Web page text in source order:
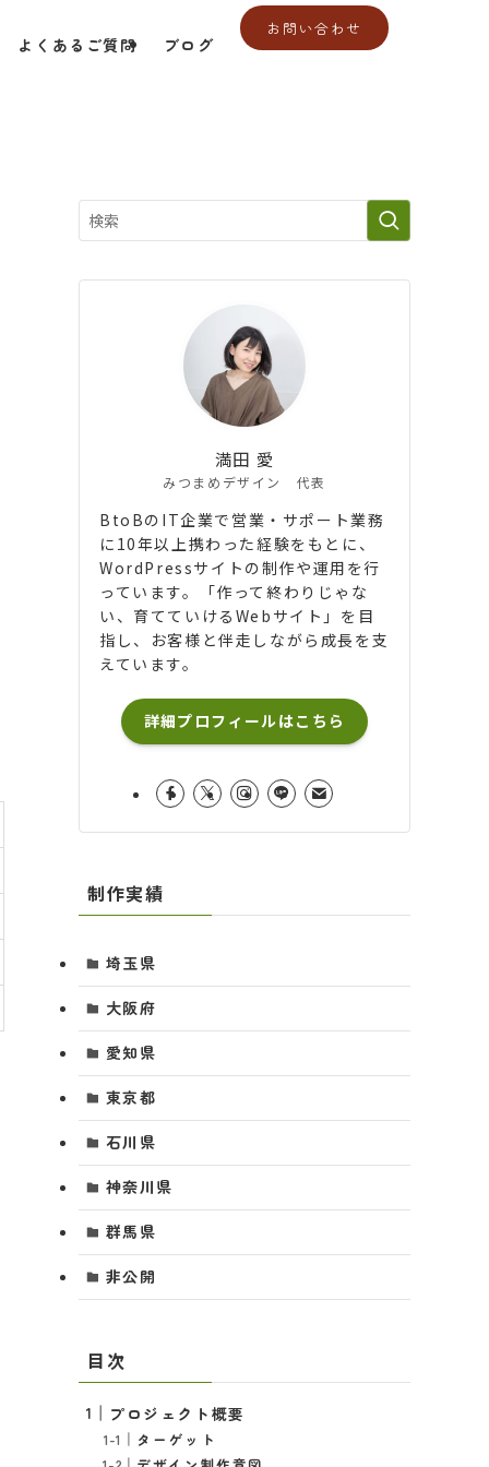
よくあるご質問 ブログ
お問い合わせ
満田 愛
みつまめデザイン 代表
BtoBのIT企業で営業・サポート業務
に10年以上携わった経験をもとに、
WordPressサイトの制作や運用を行
っています。「作って終わりじゃな
い、育てていけるWebサイト」を目
指し、お客様と伴走しながら成長を支
えています。
詳細プロフィールはこちら
制作実績
埼玉県
大阪府
愛知県
東京都
石川県
神奈川県
群馬県
非公開
目次
プロジェクト概要
ターゲット